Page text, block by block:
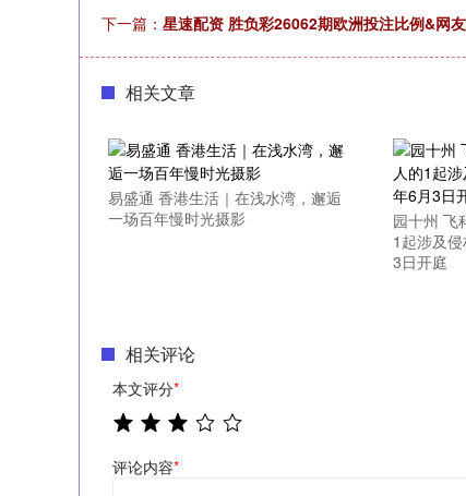
下一篇： 星速配资 胜负彩26062期欧洲投注比例&网
相关文章
易盛通 香港生活｜在浅水湾，邂逅
一场百年慢时光摄影
园十州 飞
1起涉及
3日开庭
相关评论
本文评分*
评论内容*